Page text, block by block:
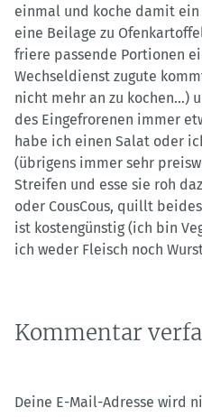
einmal und koche damit
eine Beilage zu
friere passende Portionen
Wechseldienst zugute
nicht mehr an zu kochen…)
des Eingefrorenen immer
habe ich einen Salat oder
(übrigens immer sehr
Streifen und esse sie roh
oder CousCous, quillt
ist kostengünstig (ich bin
ich weder Fleisch noch
Kommentar
Deine E-Mail-Adresse wird